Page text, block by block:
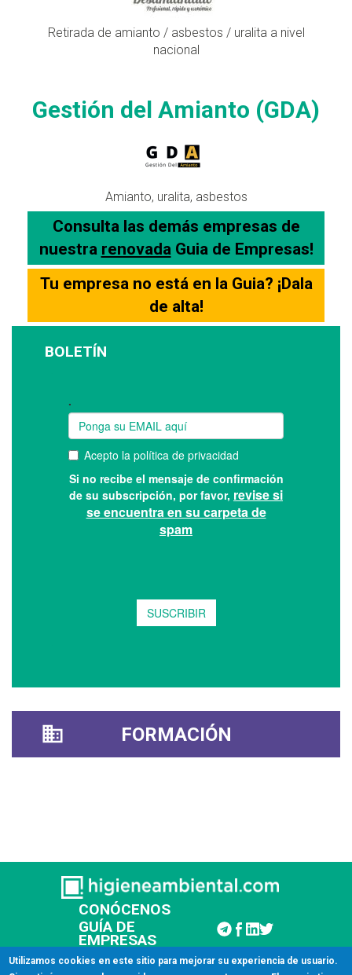
Retirada de amianto / asbestos / uralita a nivel
nacional
Gestión del Amianto (GDA)
Amianto, uralita, asbestos
Consulta las demás empresas de
nuestra renovadaGuia de Empresas!
Tu empresa no está en la Guia? ¡Dala
de alta!
BOLETÍN
FORMACIÓN
CONÓCENOS
GUÍA DE
EMPRESAS
CONTACTAR
Utilizamos cookies en este sitio para mejorar su experiencia de usuario.